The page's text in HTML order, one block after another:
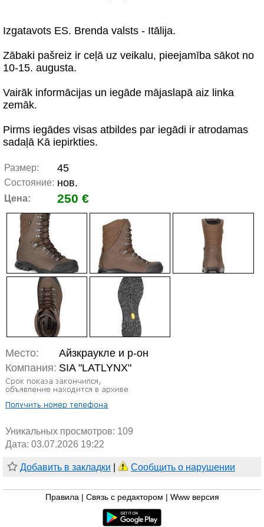
Izgatavots ES. Brenda valsts - Itālija.
Zābaki pašreiz ir ceļā uz veikalu, pieejamība sākot no
10-15. augusta.
Vairāk informācijas un iegāde mājaslapā aiz linka
zemāk.
Pirms iegādes visas atbildes par iegādi ir atrodamas
sadaļā Kā iepirkties.
Размер: 45
Состояние: нов.
Цена: 250 €
Место:
Айзкраукле и р-он
Компания: SIA "LATLYNX"
Уникальных просмотров: 109
Дата: 03.07.2026 19:22
Добавить в закладки Сообщить о нарушении
Правила Связь с редактором Www версия